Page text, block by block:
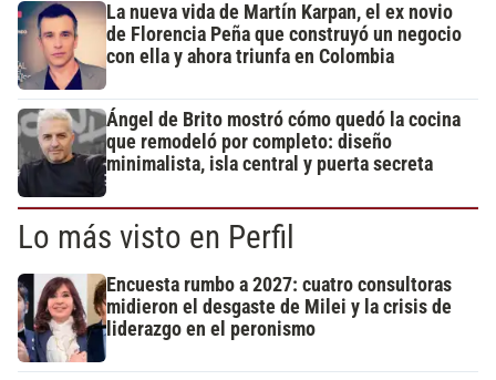
La nueva vida de Martín Karpan, el ex novio
de Florencia Peña que construyó un negocio
con ella y ahora triunfa en Colombia
Ángel de Brito mostró cómo quedó la cocina
que remodeló por completo: diseño
minimalista, isla central y puerta secreta
Lo más visto en Perfil
Encuesta rumbo a 2027: cuatro consultoras
midieron el desgaste de Milei y la crisis de
liderazgo en el peronismo